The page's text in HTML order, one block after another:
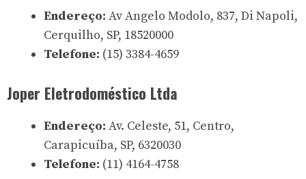
Endereço: Av Angelo Modolo, 837, Di Napoli,
Cerquilho, SP, 18520000
Telefone: (15) 3384-4659
Joper Eletrodoméstico Ltda
Endereço: Av. Celeste, 51, Centro,
Carapicuíba, SP, 6320030
Telefone: (11) 4164-4758